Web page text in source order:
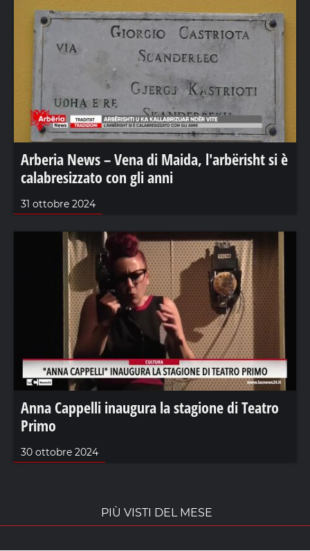
Arberia News – Vena di Maida, l'arbërisht si è
calabresizzato con gli anni
31 ottobre 2024
Anna Cappelli inaugura la stagione di Teatro
Primo
30 ottobre 2024
PIÙ VISTI DEL MESE